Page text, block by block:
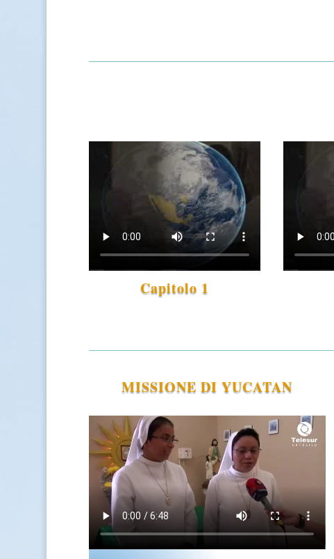
Capitolo 1
MISSIONE DI YUCATAN